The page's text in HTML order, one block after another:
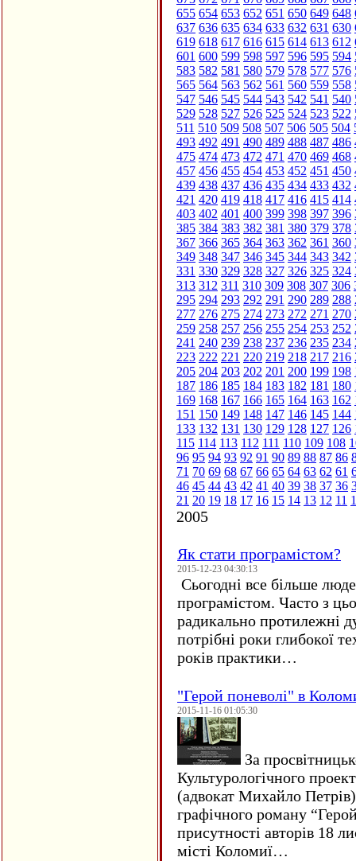
655 654 653 652 651 650 649 648
637 636 635 634 633 632 631 630
619 618 617 616 615 614 613 612
601 600 599 598 597 596 595 594
583 582 581 580 579 578 577 576
565 564 563 562 561 560 559 558
547 546 545 544 543 542 541 540
529 528 527 526 525 524 523 522
511 510 509 508 507 506 505 504
493 492 491 490 489 488 487 486
475 474 473 472 471 470 469 468
457 456 455 454 453 452 451 450
439 438 437 436 435 434 433 432
421 420 419 418 417 416 415 414
403 402 401 400 399 398 397 396
385 384 383 382 381 380 379 378
367 366 365 364 363 362 361 360
349 348 347 346 345 344 343 342
331 330 329 328 327 326 325 324
313 312 311 310 309 308 307 306
295 294 293 292 291 290 289 288
277 276 275 274 273 272 271 270
259 258 257 256 255 254 253 252
241 240 239 238 237 236 235 234
223 222 221 220 219 218 217 216
205 204 203 202 201 200 199 198
187 186 185 184 183 182 181 180
169 168 167 166 165 164 163 162
151 150 149 148 147 146 145 144
133 132 131 130 129 128 127 126
115 114 113 112 111 110 109 108
96 95 94 93 92 91 90 89 88 87 86
71 70 69 68 67 66 65 64 63 62 61
46 45 44 43 42 41 40 39 38 37 36
21 20 19 18 17 16 15 14 13 12 11
2005
Як стати програмістом?
2015-12-23 04:30:13
Сьогодні все більше
програмістом. Часто з
радикально протилежні
потрібні роки глибокої
років практики…
"Герой поневолі" в
2015-11-16 01:05:30
За
Культурологічного
(адвокат Михайло
графічного роману
присутності авторів 18
місті Коломиї…